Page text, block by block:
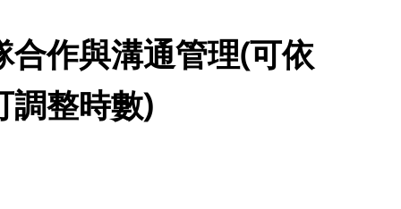
合作與溝通管理(可依
調整時數)